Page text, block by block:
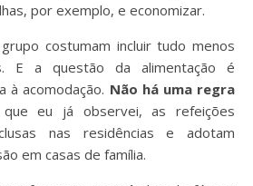
por exemplo, e economizar.
costumam incluir tudo menos
E a questão da alimentação é
à acomodação. Não há uma regra
eu já observei, as refeições
nas residências e adotam
em casas de família.